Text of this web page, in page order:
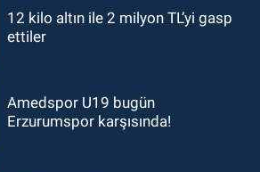
12 kilo altın ile 2 milyon TL’yi gasp
ettiler
Amedspor U19 bugün
Erzurumspor karşısında!